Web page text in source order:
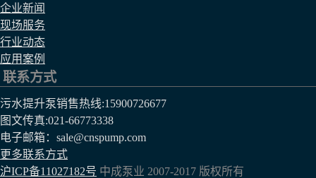
企业新闻
现场服务
行业动态
应用案例
联系方式
污水提升泵销售热线:15900726677
图文传真:021-66773338
电子邮箱：sale@cnspump.com
更多联系方式
沪ICP备11027182号 中成泵业 2007-2017 版权所有